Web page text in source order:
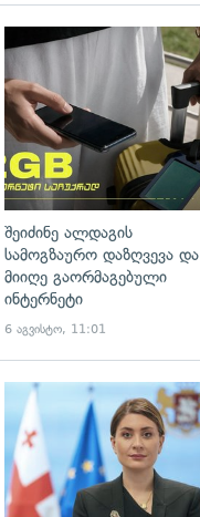
გადახედვა
შეიძინე ალდაგის
სამოგზაურო დაზღვევა და
მიიღე გაორმაგებული
ინტერნეტი
6 აგვისტო, 11:01